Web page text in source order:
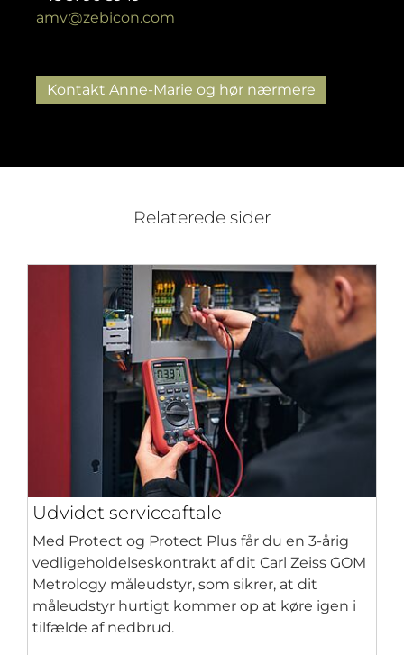
amv@zebicon.com
Kontakt Anne-Marie og hør nærmere
Relaterede sider
Udvidet serviceaftale
Med Protect og Protect Plus får du en 3-årig
vedligeholdelseskontrakt af dit Carl Zeiss GOM
Metrology måleudstyr, som sikrer, at dit
måleudstyr hurtigt kommer op at køre igen i
tilfælde af nedbrud.